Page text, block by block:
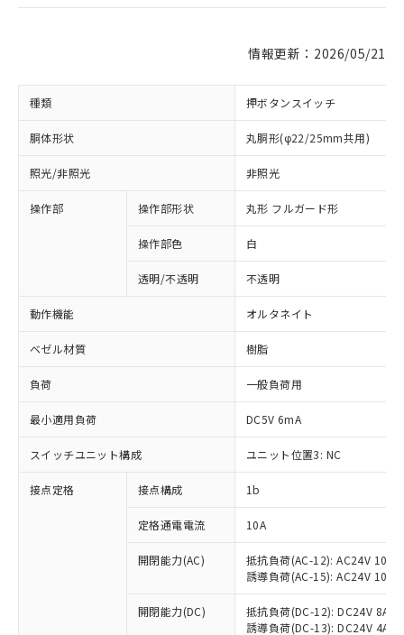
情報更新：2026/05/21
種類 押ボタンスイッチ
胴体形状 丸胴形(φ22/25mm共用)
照光/非照光 非照光
操作部 操作部形状 丸形 フルガード形
操作部色 白
透明/不透明 不透明
動作機能 オルタネイト
ベゼル材質 樹脂
負荷 一般負荷用
最小適用負荷 DC5V 6mA
スイッチユニット構成 ユニット位置3: NC
接点定格 接点構成 1b
定格通電電流 10A
開閉能力(AC)
抵抗負荷(AC-12): AC24V 10A/
誘導負荷(AC-15): AC24V
開閉能力(DC)
抵抗負荷(DC-12): DC24V 8A/
誘導負荷(DC-13): DC24V 4A/
ご利用条件
対応済み：EU RoHS指令（10物質）の
非含有に対応した製品が提供可能な商品で
対応予定：EU RoHS指令（10物質）の非含
有に対応した製品に切り替える予定のある